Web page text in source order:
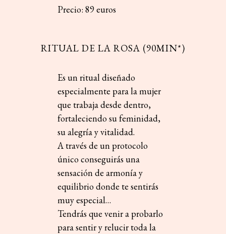
Precio: 89 euros
RITUAL DE LA ROSA (90MIN*)
Es un ritual diseñado
especialmente para la mujer
que trabaja desde dentro,
fortaleciendo su feminidad,
su alegría y vitalidad.
A través de un protocolo
único conseguirás una
sensación de armonía y
equilibrio donde te sentirás
muy especial…
Tendrás que venir a probarlo
para sentir y relucir toda la